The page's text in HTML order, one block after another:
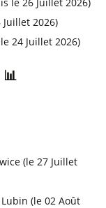
2026)
24 Juillet 2026)
(le 27 Juillet
Lubin (le 02 Août